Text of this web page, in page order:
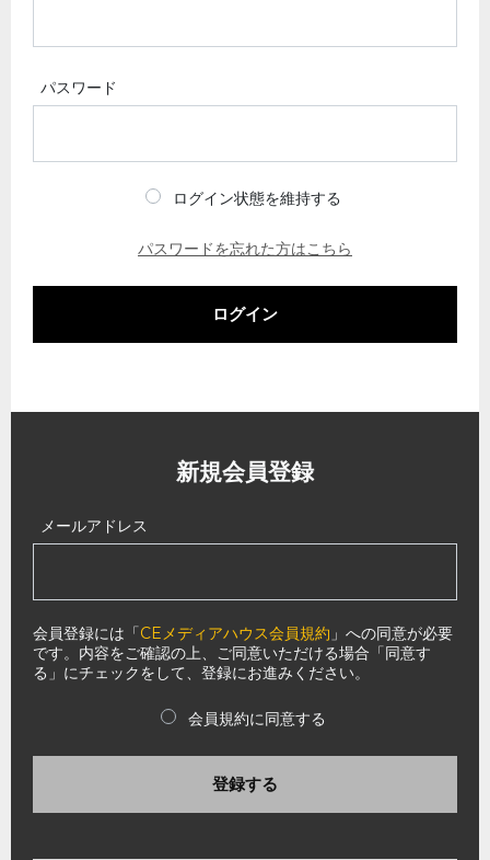
パスワード
ログイン状態を維持する
パスワードを忘れた方はこちら
ログイン
新規会員登録
メールアドレス
会員登録には「CEメディアハウス会員規約 」への同意が必要
です。内容をご確認の上、ご同意いただける場合「同意す
る」にチェックをして、登録にお進みください。
会員規約に同意する
登録する